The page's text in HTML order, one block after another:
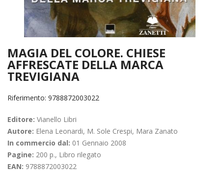
MAGIA DEL COLORE. CHIESE
AFFRESCATE DELLA MARCA
TREVIGIANA
Riferimento: 9788872003022
Editore: Vianello Libri
Autore: Elena Leonardi, M. Sole Crespi, Mara Zanato
In commercio dal: 01 Gennaio 2008
Pagine: 200 p., Libro rilegato
EAN: 9788872003022